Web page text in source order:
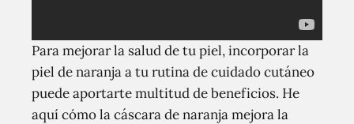
Para mejorar la salud de tu piel, incorporar la
piel de naranja a tu rutina de cuidado cutáneo
puede aportarte multitud de beneficios. He
aquí cómo la cáscara de naranja mejora la